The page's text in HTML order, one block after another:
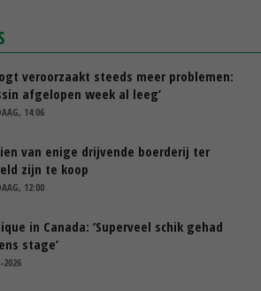
veroorzaakt steeds meer problemen:
afgelopen week al leeg’
14:06
van enige drijvende boerderij ter
zijn te koop
12:00
in Canada: ‘Superveel schik gehad
stage’
2026